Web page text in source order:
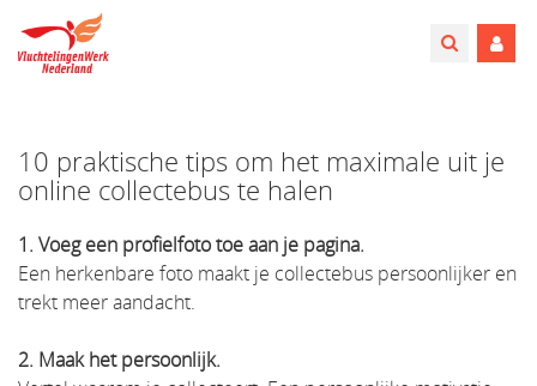
10 praktische tips om het maximale uit je
online collectebus te halen
1. Voeg een profielfoto toe aan je pagina.
Een herkenbare foto maakt je collectebus persoonlijker en
trekt meer aandacht.
2. Maak het persoonlijk.